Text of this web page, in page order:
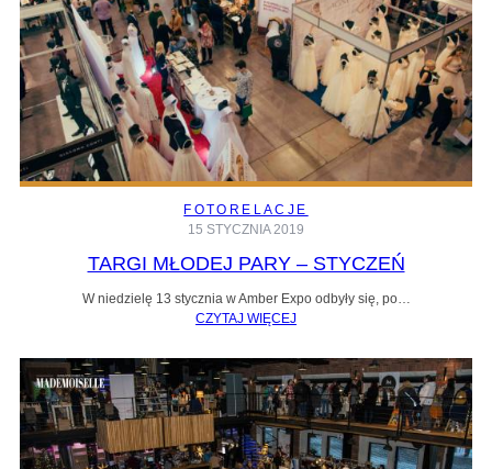
FOTORELACJE
15 STYCZNIA 2019
TARGI MŁODEJ PARY – STYCZEŃ
W niedzielę 13 stycznia w Amber Expo odbyły się, po…
CZYTAJ WIĘCEJ